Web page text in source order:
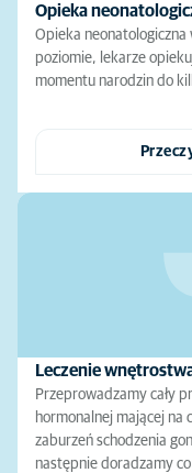
Opieka
Opieka
poziomie, lekarze
momentu narodzin do
Leczenie
Przeprowadzamy cały
hormonalnej mającej na
zaburzeń schodzenia
następnie doradzamy